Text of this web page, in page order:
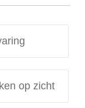
op zicht